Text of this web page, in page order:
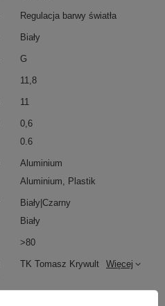
TK Tomasz Krywult Więcej
Regulacja barwy światła
Biały
G
11,8
11
0,6
0.6
Aluminium
Aluminium, Plastik
Biały|Czarny
Biały
>80